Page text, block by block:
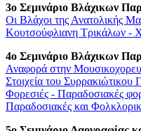
3o Σεμινάριο Βλάχικων
Οι Βλάχοι της Ανατολικής
Kουτσούφλιανη Τρικάλων -
4o Σεμινάριο Βλάχικων
Αναφορά στην
Στοιχεία του
Φορεσιές - Παραδοσιακές
Παραδοσιακές και